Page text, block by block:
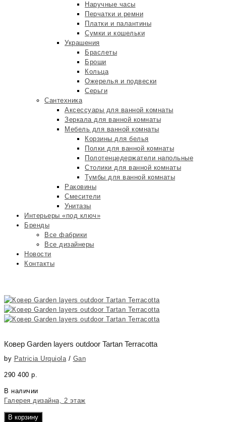
Наручные часы
Перчатки и ремни
Платки и палантины
Сумки и кошельки
Украшения
Браслеты
Броши
Кольца
Ожерелья и подвески
Серьги
Сантехника
Аксессуары для ванной комнаты
Зеркала для ванной комнаты
Мебель для ванной комнаты
Корзины для белья
Полки для ванной комнаты
Полотенцедержатели напольные
Столики для ванной комнаты
Тумбы для ванной комнаты
Раковины
Смесители
Унитазы
Интерьеры «под ключ»
Бренды
Все фабрики
Все дизайнеры
Новости
Контакты
Ковер Garden layers outdoor Tartan Terracotta
by Patricia Urquiola/ Gan
290 400 р.
В наличии
Галерея дизайна, 2 этаж
В корзину